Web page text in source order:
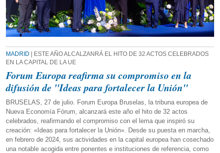
MADRID | ESTE AÑO ALCALZANRÁ EL HITO DE 32 ACTOS CELEBRADOS
EN LA CAPITAL DE LA UE
Forum Europa reafirma su compromiso en la
difusión de "Ideas para fortalecer la Unión"
BRUSELAS, 27 de julio. Forum Europa Bruselas, la tribuna europea de
Nueva Economía Fórum, alcanzará este año el hito de 32 actos
celebrados, reafirmando el compromiso con el lema que inspiró su
creación: «Ideas para fortalecer la Unión». Desde su puesta en marcha,
en febrero de 2024, sus actividades en la capital europea han cosechado
una notable acogida entre ponentes e instituciones de referencia, como